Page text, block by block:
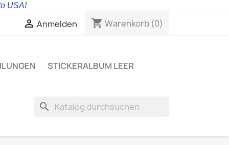
USA!
 Anmelden shopping_cart Warenkorb (0)
STICKERALBUM LEER
search